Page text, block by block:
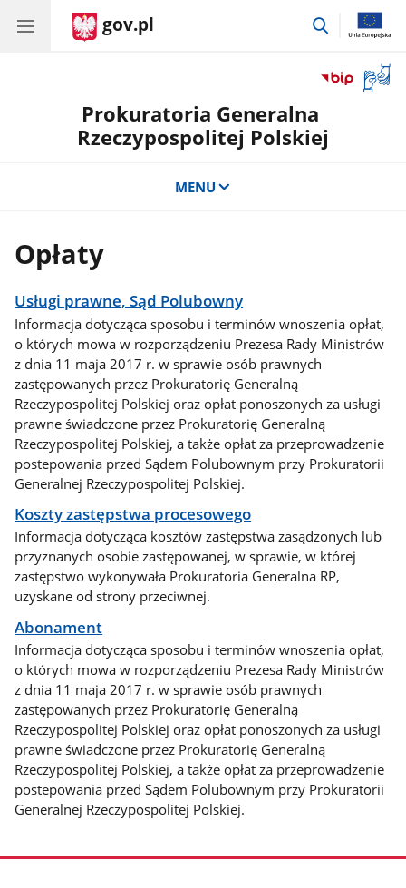
gov.pl
przejdź
okno
Prokuratoria Generalna
Rzeczypospolitej Polskiej
MENU
Opłaty
Usługi prawne, Sąd Polubowny
Informacja dotycząca sposobu i terminów wnoszenia opłat,
o których mowa w rozporządzeniu Prezesa Rady Ministrów
z dnia 11 maja 2017 r. w sprawie osób prawnych
zastępowanych przez Prokuratorię Generalną
Rzeczypospolitej Polskiej oraz opłat ponoszonych za usługi
prawne świadczone przez Prokuratorię Generalną
Rzeczypospolitej Polskiej, a także opłat za przeprowadzenie
postepowania przed Sądem Polubownym przy Prokuratorii
Generalnej Rzeczypospolitej Polskiej.
Koszty zastępstwa procesowego
Informacja dotycząca kosztów zastępstwa zasądzonych lub
przyznanych osobie zastępowanej, w sprawie, w której
zastępstwo wykonywała Prokuratoria Generalna RP,
uzyskane od strony przeciwnej.
Abonament
Informacja dotycząca sposobu i terminów wnoszenia opłat,
o których mowa w rozporządzeniu Prezesa Rady Ministrów
z dnia 11 maja 2017 r. w sprawie osób prawnych
zastępowanych przez Prokuratorię Generalną
Rzeczypospolitej Polskiej oraz opłat ponoszonych za usługi
prawne świadczone przez Prokuratorię Generalną
Rzeczypospolitej Polskiej, a także opłat za przeprowadzenie
postepowania przed Sądem Polubownym przy Prokuratorii
Generalnej Rzeczypospolitej Polskiej.